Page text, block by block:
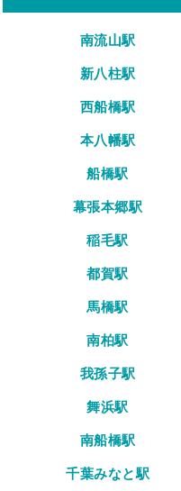
南流山駅
新八柱駅
西船橋駅
本八幡駅
船橋駅
幕張本郷駅
稲毛駅
都賀駅
馬橋駅
南柏駅
我孫子駅
舞浜駅
南船橋駅
千葉みなと駅